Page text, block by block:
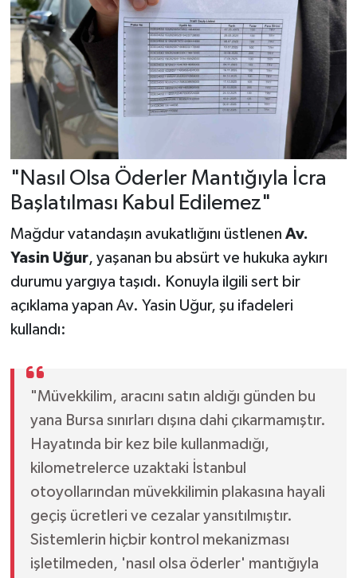
"Nasıl Olsa Öderler Mantığıyla İcra
Başlatılması Kabul Edilemez"
Mağdur vatandaşın avukatlığını üstlenen Av.
Yasin Uğur, yaşanan bu absürt ve hukuka aykırı
durumu yargıya taşıdı. Konuyla ilgili sert bir
açıklama yapan Av. Yasin Uğur, şu ifadeleri
kullandı:
"Müvekkilim, aracını satın aldığı günden bu
yana Bursa sınırları dışına dahi çıkarmamıştır.
Hayatında bir kez bile kullanmadığı,
kilometrelerce uzaktaki İstanbul
otoyollarından müvekkilimin plakasına hayali
geçiş ücretleri ve cezalar yansıtılmıştır.
Sistemlerin hiçbir kontrol mekanizması
işletilmeden, 'nasıl olsa öderler' mantığıyla